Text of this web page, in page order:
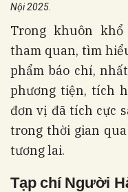
Nội 2025.
Trong khuôn khổ
tham quan, tìm
phẩm báo chí,
phương tiện, tích
đơn vị đã tích cực
trong thời gian
tương lai.
Tạp chí Người